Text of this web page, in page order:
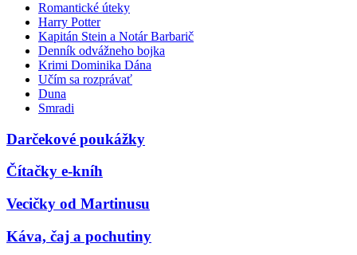
Romantické úteky
Harry Potter
Kapitán Stein a Notár Barbarič
Denník odvážneho bojka
Krimi Dominika Dána
Učím sa rozprávať
Duna
Smradi
Darčekové poukážky
Čítačky e-kníh
Vecičky od Martinusu
Káva, čaj a pochutiny